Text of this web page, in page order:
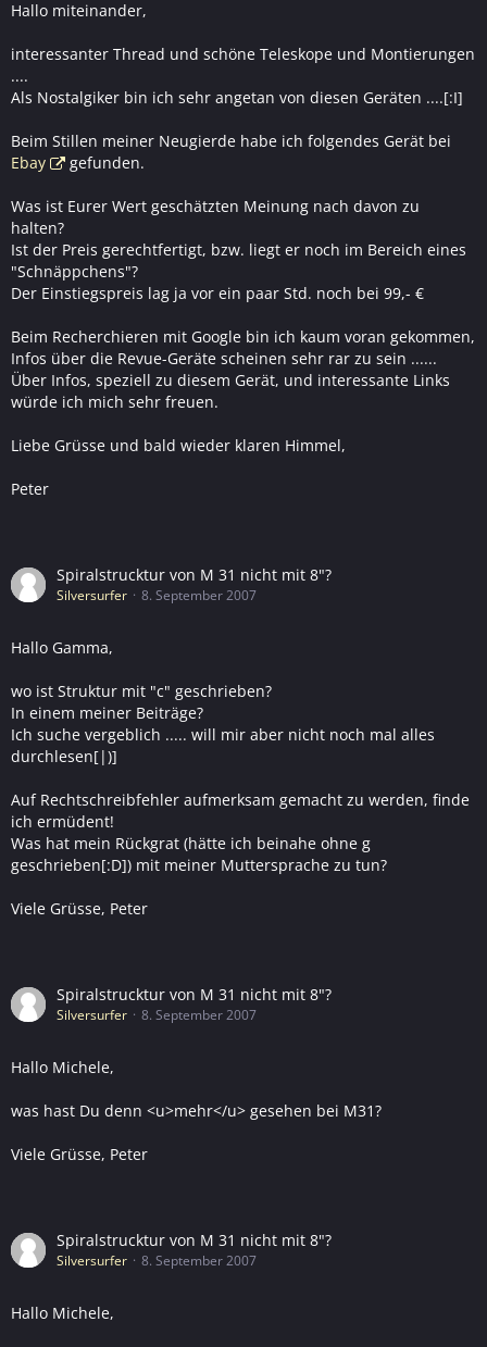
Hallo miteinander,
interessanter Thread und schöne Teleskope und Montierungen
....
Als Nostalgiker bin ich sehr angetan von diesen Geräten ....[:I]
Beim Stillen meiner Neugierde habe ich folgendes Gerät bei
Ebay
gefunden.
Was ist Eurer Wert geschätzten Meinung nach davon zu
halten?
Ist der Preis gerechtfertigt, bzw. liegt er noch im Bereich eines
"Schnäppchens"?
Der Einstiegspreis lag ja vor ein paar Std. noch bei 99,- €
Beim Recherchieren mit Google bin ich kaum voran gekommen,
Infos über die Revue-Geräte scheinen sehr rar zu sein ......
Über Infos, speziell zu diesem Gerät, und interessante Links
würde ich mich sehr freuen.
Liebe Grüsse und bald wieder klaren Himmel,
Peter
Spiralstrucktur von M 31 nicht mit 8"?
Silversurfer 8. September 2007
Hallo Gamma,
wo ist Struktur mit "c" geschrieben?
In einem meiner Beiträge?
Ich suche vergeblich ..... will mir aber nicht noch mal alles
durchlesen[|)]
Auf Rechtschreibfehler aufmerksam gemacht zu werden, finde
ich ermüdent!
Was hat mein Rückgrat (hätte ich beinahe ohne g
geschrieben[:D]) mit meiner Muttersprache zu tun?
Viele Grüsse, Peter
Spiralstrucktur von M 31 nicht mit 8"?
Silversurfer 8. September 2007
Hallo Michele,
was hast Du denn <u>mehr</u> gesehen bei M31?
Viele Grüsse, Peter
Spiralstrucktur von M 31 nicht mit 8"?
Silversurfer 8. September 2007
Hallo Michele,